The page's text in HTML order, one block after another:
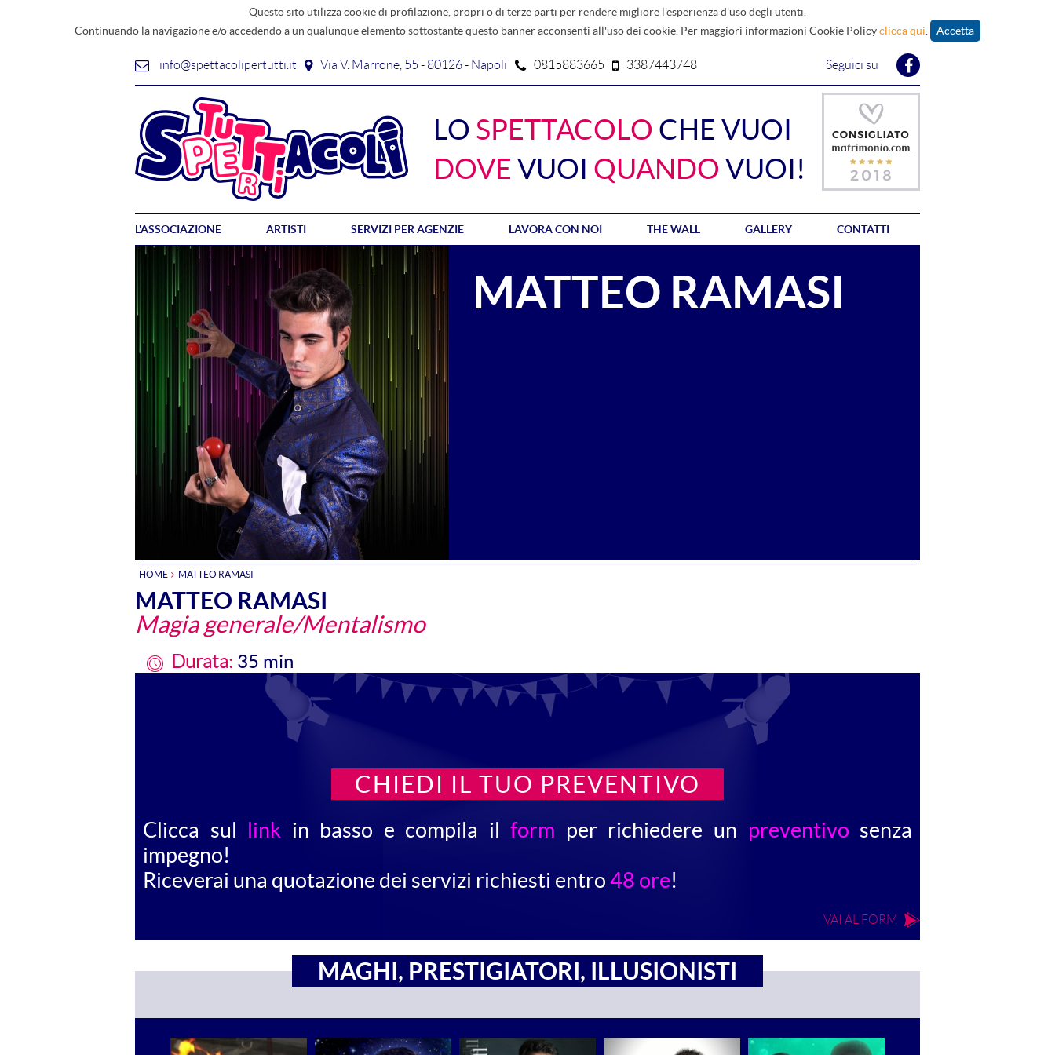
Questo sito utilizza cookie di profilazione, propri o di terze parti per rendere migliore l'esperienza d'uso degli utenti.
Continuando la navigazione e/o accedendo a un qualunque elemento sottostante questo banner acconsenti all'uso dei cookie. Per maggiori informazioni Cookie Policyclicca qui Accetta
info@spettacolipertutti.it Via V. Marrone, 55 - 80126 - Napoli 0815883665 3387443748 Seguici su
LO SPETTACOLO CHE VUOI
DOVE VUOI QUANDO VUOI!
L'ASSOCIAZIONE ARTISTI SERVIZI PER AGENZIE LAVORA CON NOI THE WALL GALLERY CONTATTI
MATTEO RAMASI
HOME MATTEO RAMASI
MATTEO RAMASI
Magia generale/Mentalismo
Durata: 35 min
CHIEDI IL TUO PREVENTIVO
Clicca sul link in basso e compila il form per richiedere un preventivo senza
impegno!
Riceverai una quotazione dei servizi richiesti entro 48 ore!
VAI AL FORM
MAGHI, PRESTIGIATORI, ILLUSIONISTI